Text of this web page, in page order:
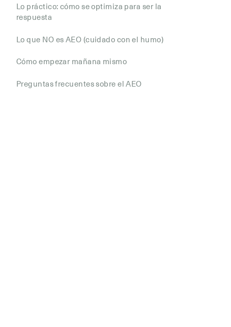
Lo práctico: cómo se optimiza para ser la
respuesta
Lo que NO es AEO (cuidado con el humo)
Cómo empezar mañana mismo
Preguntas frecuentes sobre el AEO